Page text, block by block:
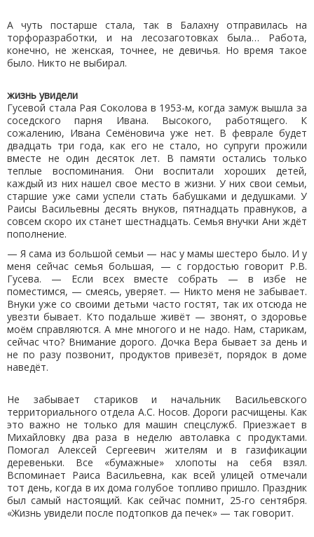
А чуть постарше стала, так в Балахну отправилась на
торфоразработки, и на лесозаготовках была… Работа,
конечно, не женская, точнее, не девичья. Но время такое
было. Никто не выбирал.
жизнь увидели
Гусевой стала Рая Соколова в 1953-м, когда замуж вышла за
соседского парня Ивана. Высокого, работящего. К
сожалению, Ивана Семёновича уже нет. В феврале будет
двадцать три года, как его не стало, но супруги прожили
вместе не один десяток лет. В памяти остались только
теплые воспоминания. Они воспитали хороших детей,
каждый из них нашел свое место в жизни. У них свои семьи,
старшие уже сами успели стать бабушками и дедушками. У
Раисы Васильевны десять внуков, пятнадцать правнуков, а
совсем скоро их станет шестнадцать. Семья внучки Ани ждёт
пополнение.
— Я сама из большой семьи — нас у мамы шестеро было. И у
меня сейчас семья большая, — с гордостью говорит Р.В.
Гусева. — Если всех вместе собрать — в избе не
поместимся, — смеясь, уверяет. — Никто меня не забывает.
Внуки уже со своими детьми часто гостят, так их отсюда не
увезти бывает. Кто подальше живёт — звонят, о здоровье
моём справляются. А мне многого и не надо. Нам, старикам,
сейчас что? Внимание дорого. Дочка Вера бывает за день и
не по разу позвонит, продуктов привезёт, порядок в доме
наведёт.
Не забывает стариков и начальник Васильевского
территориального отдела А.С. Носов. Дороги расчищены. Как
это важно не только для машин спецслужб. Приезжает в
Михайловку два раза в неделю автолавка с продуктами.
Помогал Алексей Сергеевич жителям и в газификации
деревеньки. Все «бумажные» хлопоты на себя взял.
Вспоминает Раиса Васильевна, как всей улицей отмечали
тот день, когда в их дома голубое топливо пришло. Праздник
был самый настоящий. Как сейчас помнит, 25-го сентября.
«Жизнь увидели после подтопков да печек» — так говорит.